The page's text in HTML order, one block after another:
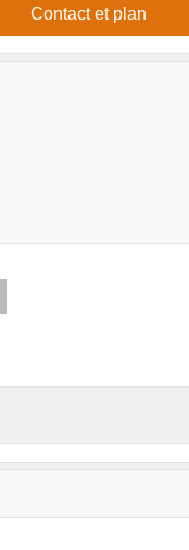
Contact et plan